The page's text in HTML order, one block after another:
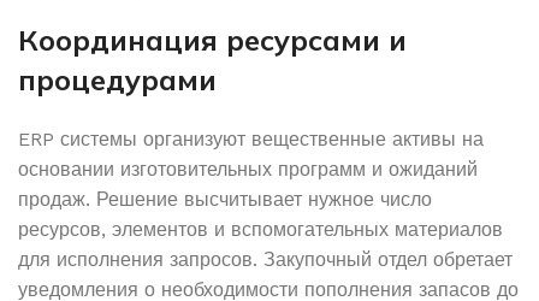
Координация ресурсами и
процедурами
ERP системы организуют вещественные активы на
основании изготовительных программ и ожиданий
продаж. Решение высчитывает нужное число
ресурсов, элементов и вспомогательных материалов
для исполнения запросов. Закупочный отдел обретает
уведомления о необходимости пополнения запасов до